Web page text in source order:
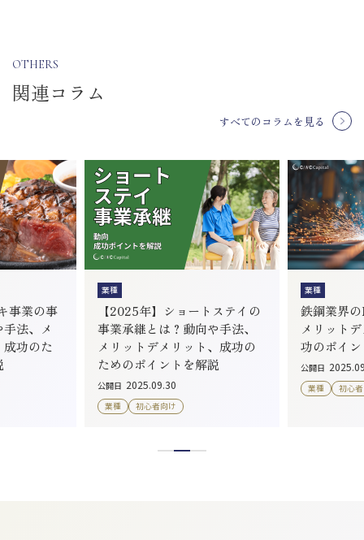
OTHERS
関連コラム
すべてのコラムを見る
事業の事
法、メ
功のた
業種
【2025年】ショートステイの
事業承継とは？動向や手法、
メリットデメリット、成功の
ためのポイントを解説
公開日 2025.09.30
業種 初心者向け
業種
鉄鋼業界
メリット
功のポイ
公開日
業種 初心